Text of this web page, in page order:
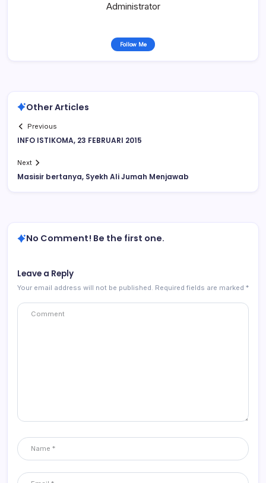
Administrator
Follow Me
Other Articles
Previous
INFO ISTIKOMA, 23 FEBRUARI 2015
Next
Masisir bertanya, Syekh Ali Jumah Menjawab
No Comment! Be the first one.
Leave a Reply
Your email address will not be published. Required fields are marked *